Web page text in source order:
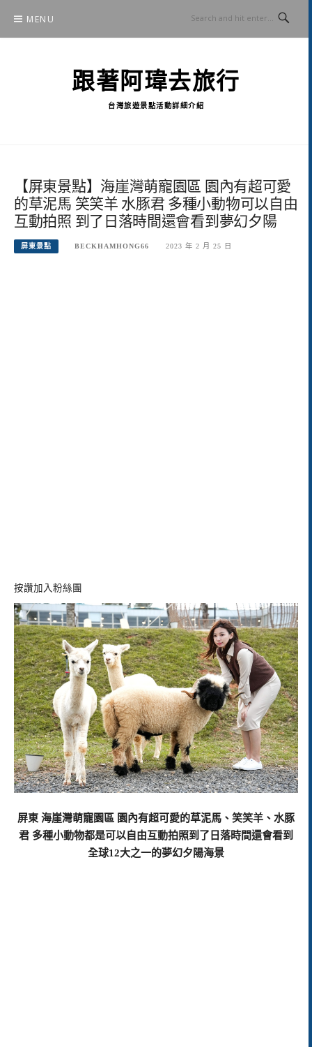
content
MENU
跟著阿瑋去旅行
台灣旅遊景點活動詳細介紹
【屏東景點】海崖灣萌寵園區 園內有超可愛
的草泥馬 笑笑羊 水豚君 多種小動物可以自由
互動拍照 到了日落時間還會看到夢幻夕陽
屏東景點 BECKHAMHONG66 2023 年 2 月 25 日
按讚加入粉絲團
屏東 海崖灣萌寵園區 園內有超可愛的草泥馬、笑笑羊、水豚
君 多種小動物都是可以自由互動拍照到了日落時間還會看到
全球12大之一的夢幻夕陽海景